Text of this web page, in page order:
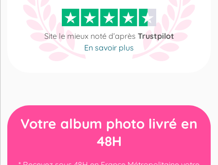
Site le mieux noté d’après Trustpilot
En savoir plus
Votre album photo livré en
48H